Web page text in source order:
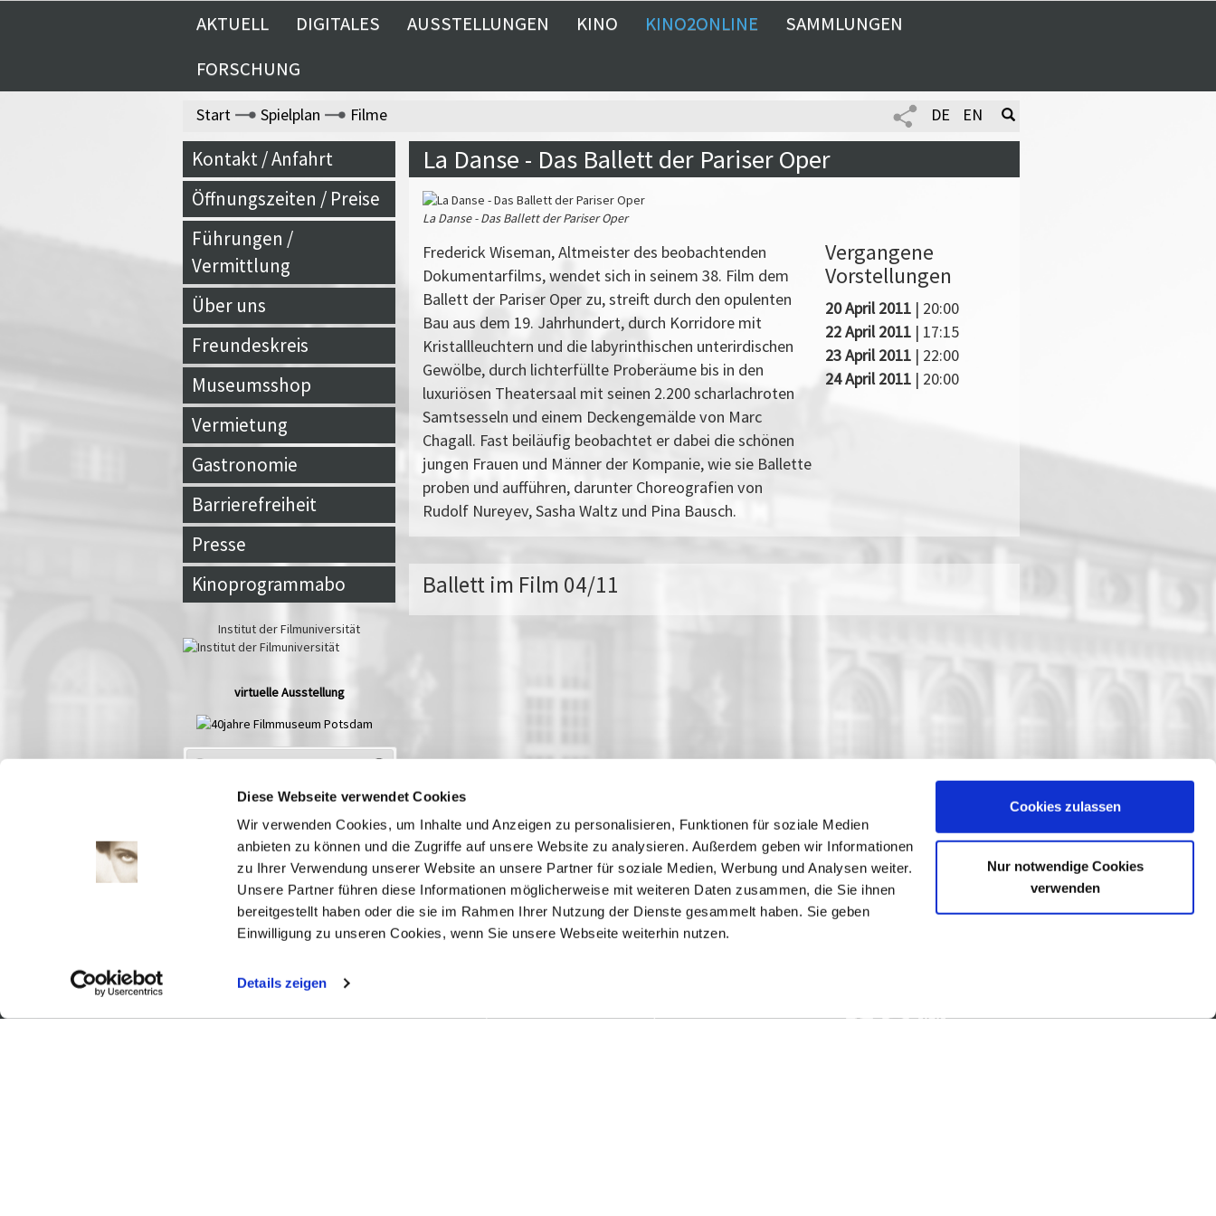
Diese Webseite verwendet Cookies
Wir verwenden Cookies, um Inhalte und Anzeigen zu personalisieren, Funktionen für soziale Medien
anbieten zu können und die Zugriffe auf unsere Website zu analysieren. Außerdem geben wir Informationen
zu Ihrer Verwendung unserer Website an unsere Partner für soziale Medien, Werbung und Analysen weiter.
Unsere Partner führen diese Informationen möglicherweise mit weiteren Daten zusammen, die Sie ihnen
bereitgestellt haben oder die sie im Rahmen Ihrer Nutzung der Dienste gesammelt haben. Sie geben
Einwilligung zu unseren Cookies, wenn Sie unsere Webseite weiterhin nutzen.
Details zeigen
Cookies zulassen
Nur notwendige Cookies
verwenden
AKTUELL DIGITALES AUSSTELLUNGEN KINO KINO2ONLINE
SAMMLUNGEN
FORSCHUNG
Start Spielplan Filme DE EN
Kontakt / Anfahrt
Öffnungszeiten / Preise
Führungen /
Vermittlung
Über uns
Freundeskreis
Museumsshop
Vermietung
Gastronomie
Barrierefreiheit
Presse
Kinoprogrammabo
Institut der Filmuniversität
virtuelle Ausstellung
Spielplan Aug 2026
Mi Do Fr Sa So
1
2
4 5 6 7 8
9
11 12 13 14 15
16
18 19 20 21 22
23
25 26 27 28 29
30
La Danse - Das Ballett der Pariser Oper
La Danse - Das Ballett der Pariser Oper
Frederick Wiseman, Altmeister des beobachtenden
Dokumentarfilms, wendet sich in seinem 38. Film dem
Ballett der Pariser Oper zu, streift durch den opulenten
Bau aus dem 19. Jahrhundert, durch Korridore mit
Kristallleuchtern und die labyrinthischen unterirdischen
Gewölbe, durch lichterfüllte Proberäume bis in den
luxuriösen Theatersaal mit seinen 2.200 scharlachroten
Samtsesseln und einem Deckengemälde von Marc
Chagall. Fast beiläufig beobachtet er dabei die schönen
jungen Frauen und Männer der Kompanie, wie sie Ballette
proben und aufführen, darunter Choreografien von
Rudolf Nureyev, Sasha Waltz und Pina Bausch.
Vergangene
Vorstellungen
20 April 2011 | 20:00
22 April 2011 | 17:15
23 April 2011 | 22:00
24 April 2011 | 20:00
Ballett im Film 04/11